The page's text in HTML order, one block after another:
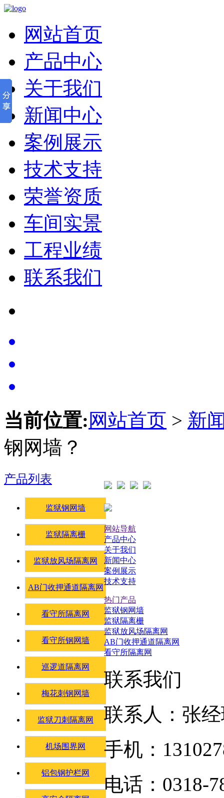
网站首页
产品中心
关于我们
新闻中心
案例展示
技术支持
荣誉资质
车间实景
工程业绩
联系我们
当前位置: 网站首页 > 新
钢网墙？
产品列表
监狱钢网墙
监狱隔离栅
监狱放风场隔离网
AB门收押通道隔离网
看守所隔离网
看守所钢网墙
巡逻道隔离网
梅花刺钢网墙
监狱刀刺隔离网
机场围界网
铝包钢护栏网
网站导航
产品中心
关于我们
新闻中心
案例展示
技术支持
热门产品
监狱钢网墙
监狱隔离栅
监狱放风场隔离网
AB门收押通道隔离网
看守所隔离网
联系我们
联系人：张
手机：
电话：0318-